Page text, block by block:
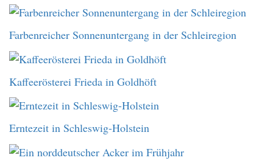
Farbenreicher Sonnenuntergang in der Schleiregion
Kaffeerösterei Frieda in Goldhöft
Erntezeit in Schleswig-Holstein